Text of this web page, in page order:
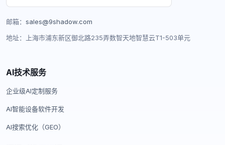
邮箱： sales@9shadow.com
地址：上海市浦东新区御北路235弄数智天地智慧云T1-503单元
AI技术服务
企业级AI定制服务
AI智能设备软件开发
AI搜索优化（GEO）